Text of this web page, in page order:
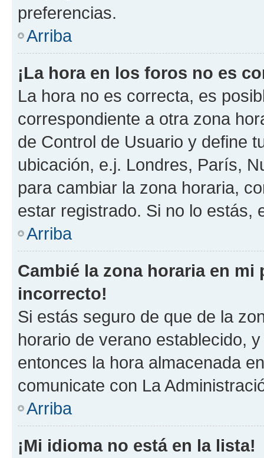
preferencias.
Arriba
¡La hora en los foros no es
La hora no es correcta, es
correspondiente a otra zona
de Control de Usuario y define
ubicación, e.j. Londres, París,
para cambiar la zona horaria,
estar registrado. Si no lo estás,
Arriba
Cambié la zona horaria en
incorrecto!
Si estás seguro de que de la
horario de verano establecido,
entonces la hora almacenada
comunicate con La
Arriba
¡Mi idioma no está en la lista!